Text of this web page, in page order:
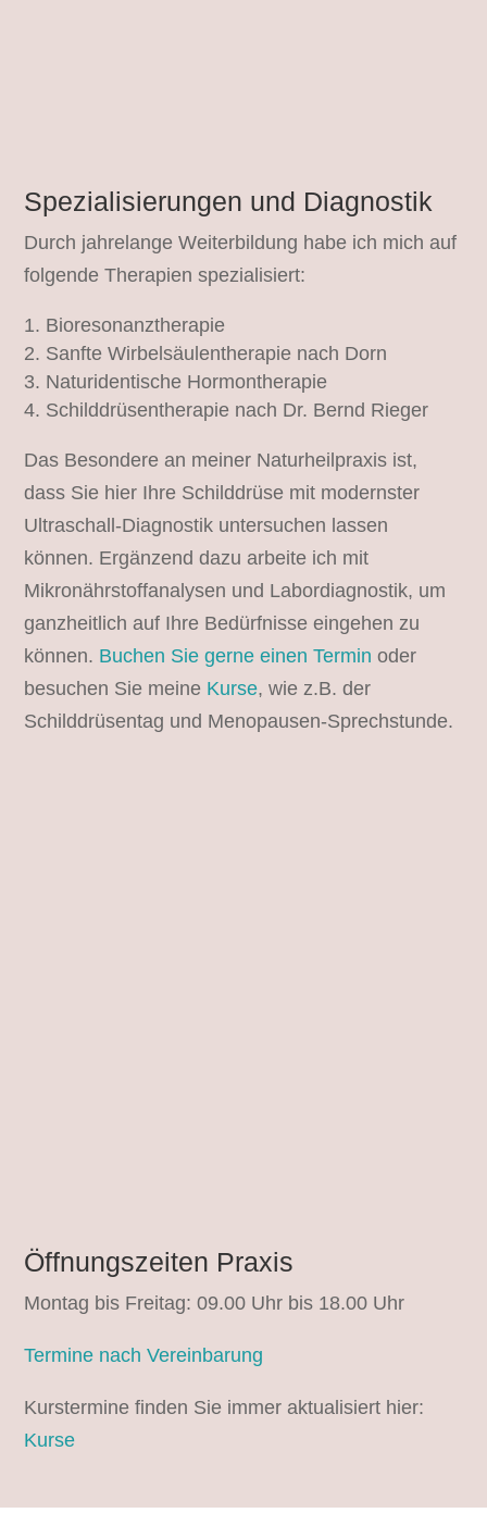
Spezialisierungen und Diagnostik
Durch jahrelange Weiterbildung habe ich mich auf
folgende Therapien spezialisiert:
Bioresonanztherapie
Sanfte Wirbelsäulentherapie nach Dorn
Naturidentische Hormontherapie
Schilddrüsentherapie nach Dr. Bernd Rieger
Das Besondere an meiner Naturheilpraxis ist,
dass Sie hier Ihre Schilddrüse mit modernster
Ultraschall-Diagnostik untersuchen lassen
können. Ergänzend dazu arbeite ich mit
Mikronährstoffanalysen und Labordiagnostik, um
ganzheitlich auf Ihre Bedürfnisse eingehen zu
können. Buchen Sie gerne einen Termin oder
besuchen Sie meine Kurse, wie z.B. der
Schilddrüsentag und Menopausen-Sprechstunde.
Öffnungszeiten Praxis
Montag bis Freitag: 09.00 Uhr bis 18.00 Uhr
Termine nach Vereinbarung
Kurstermine finden Sie immer aktualisiert hier:
Kurse